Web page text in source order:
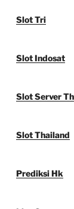
Slot Tri
Slot Indosat
Slot Server
Slot Thailand
Prediksi Hk